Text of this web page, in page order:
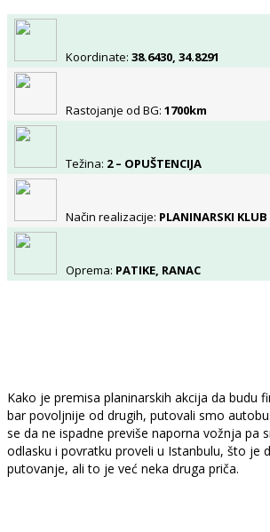
Koordinate: 38.6430, 34.8291
Rastojanje od BG: 1700km
Težina: 2 – OPUŠTENCIJA
Način realizacije: PLANINARSKI KLUB
Oprema: PATIKE, RANAC
Kako je premisa planinarskih akcija da budu
bar povoljnije od drugih, putovali smo
se da ne ispadne previše naporna vožnja pa
odlasku i povratku proveli u Istanbulu, što je
putovanje, ali to je već neka druga priča.